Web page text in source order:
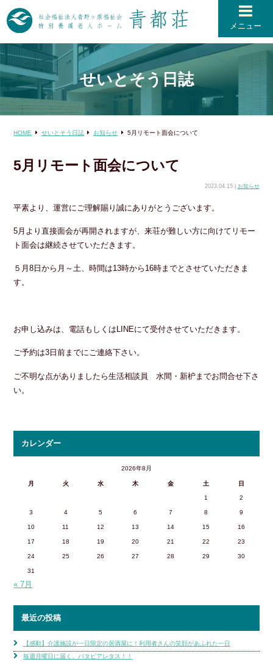
メニュー
せいとそう日誌
HOME せいとそう日誌 お知らせ 5月リモート面会について
5月リモート面会について
2023.04.15 | お知らせ
平素より、運営にご理解賜り誠にありがとうございます。
5月より直接面会が再開されますが、来荘が難しい方に向けてリモー
ト面会は継続させていただきます。
５月8日から月～土、時間は13時から16時までとさせていただきま
す。
お申し込みは、電話もしくはLINEにて受付させていただきます。
ご予約は3日前までにご連絡下さい。
ご不明な点がありましたら生活相談員 水間・新枦までお問合せ下さ
い。
カレンダー
2026年8月
月 火 水 木 金 土 日
1 2
3 4 5 6 7 8 9
10 11 12 13 14 15 16
17 18 19 20 21 22 23
24 25 26 27 28 29 30
31
« 7月
最近の投稿
【感動】介護施設が一日限定の居酒屋に！利用者さんの笑顔があふれた一日
毎週月曜日に届く、バタビアレタス！！